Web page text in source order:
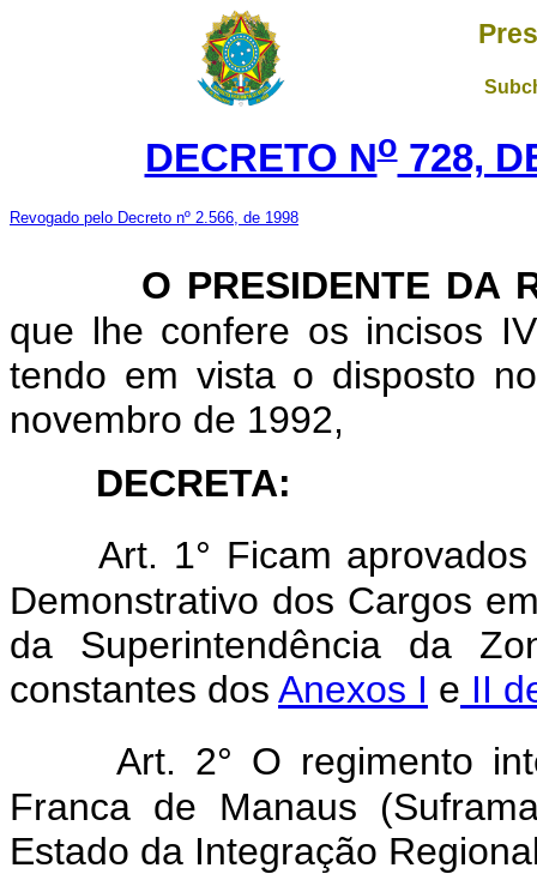
DECRETO No728,
Revogado pelo Decreto nº 2.566, de 1998
O PRESIDENTE DA
que lhe confere os incisos
tendo em vista o disposto
novembro de 1992,
DECRETA:
Art. 1° Ficam
Demonstrativo dos Cargos
da Superintendência da
constantes dos Anexos I e II
Art. 2° O regimento
Franca de Manaus
Estado da Integração